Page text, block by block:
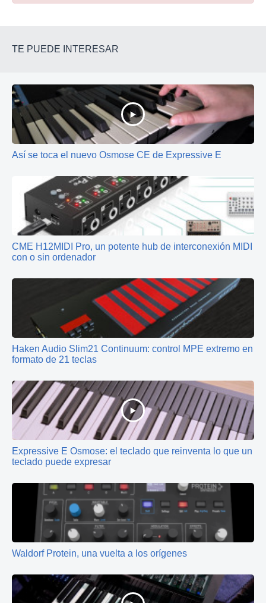
TE PUEDE INTERESAR
Así se toca el nuevo Osmose CE de Expressive E
CME H12MIDI Pro, un potente hub de interconexión MIDI
con o sin ordenador
Haken Audio Slim21 Continuum: control MPE extremo en
formato de 21 teclas
Expressive E Osmose: el teclado que reinventa lo que un
teclado puede expresar
Waldorf Protein, una vuelta a los orígenes